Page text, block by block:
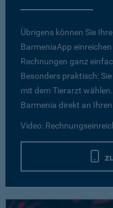
Übrigens können Sie
BarmeniaApp
Rechnungen ganz
Besonders praktisch:
mit dem Tierarzt
Barmenia direkt an
Video: